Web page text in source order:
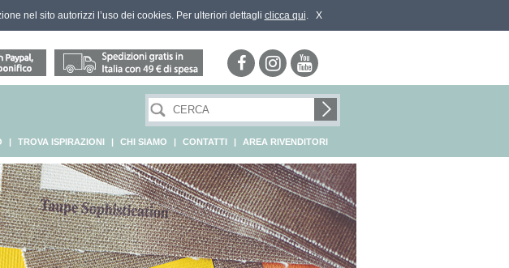
nel sito autorizzi l’uso dei cookies. Per ulteriori dettagli clicca qui. X
| TROVA ISPIRAZIONI | CHI SIAMO | CONTATTI | AREA RIVENDITORI